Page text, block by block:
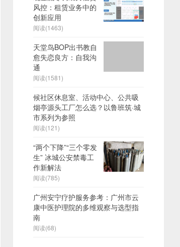
风控：租赁业务中的
创新应用
阅读(1463)
天堂鸟BOP出书教自
愈失恋良方：自我沟
通
阅读(1581)
候社区休息室、活动中心、公共吸
烟亭源头工厂怎么选？以鲁班筑·城
市系列为参照
阅读(121)
“两个下降”“三个零发
生” 冰城公安禁毒工
作新解法
阅读(785)
广州安宁疗护服务参考：广州市云
康中医护理院的多维观察与选型指
南
阅读(68)